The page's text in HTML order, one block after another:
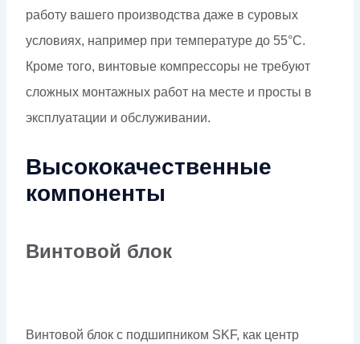
работу вашего производства даже в суровых
условиях, например при температуре до 55°C.
Кроме того, винтовые компрессоры не требуют
сложных монтажных работ на месте и просты в
эксплуатации и обслуживании.
Высококачественные
компоненты
Винтовой блок
Винтовой блок с подшипником SKF, как центр